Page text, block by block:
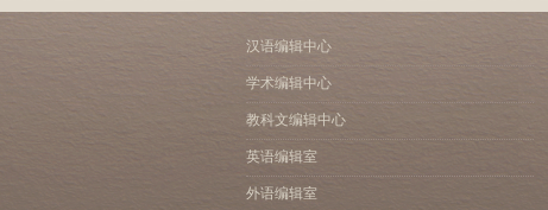
汉语编辑中心
学术编辑中心
教科文编辑中心
英语编辑室
外语编辑室